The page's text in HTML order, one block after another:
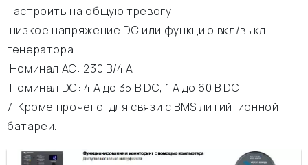
настроить на общую тревогу,
низкое напряжение DC или функцию вкл/выкл
генератора
Номинал АС: 230 В/4 A
Номинал DC: 4 A до 35 В DC, 1 A до 60 В DC
7. Кроме прочего, для связи с BMS литий-ионной
батареи.